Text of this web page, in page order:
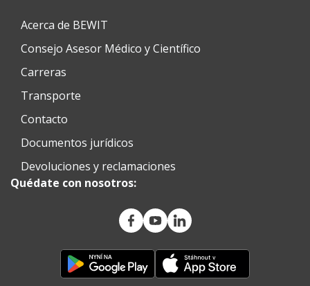
Acerca de BEWIT
Consejo Asesor Médico y Científico
Carreras
Transporte
Contacto
Documentos jurídicos
Devoluciones y reclamaciones
Quédate con nosotros: